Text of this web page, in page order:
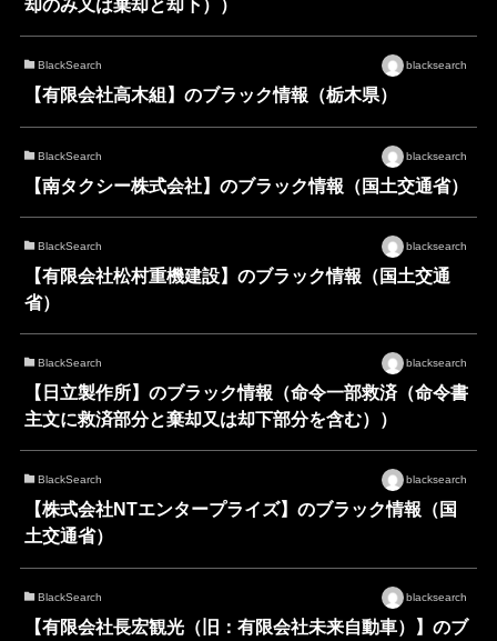
却のみ又は棄却と却下））
BlackSearch blacksearch
【有限会社高木組】のブラック情報（栃木県）
BlackSearch blacksearch
【南タクシー株式会社】のブラック情報（国土交通省）
BlackSearch blacksearch
【有限会社松村重機建設】のブラック情報（国土交通
省）
BlackSearch blacksearch
【日立製作所】のブラック情報（命令一部救済（命令書
主文に救済部分と棄却又は却下部分を含む））
BlackSearch blacksearch
【株式会社NTエンタープライズ】のブラック情報（国
土交通省）
BlackSearch blacksearch
【有限会社長宏観光（旧：有限会社未来自動車）】のブ